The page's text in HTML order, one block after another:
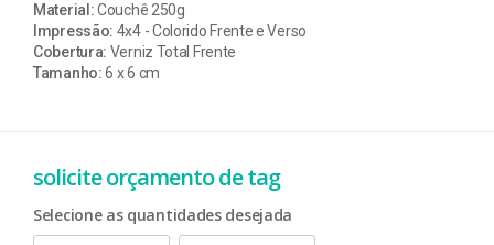
Material:Couchê 250g
Impressão: 4x4 - Colorido Frente e Verso
Cobertura: Verniz Total Frente
Tamanho:6 x 6 cm
solicite orçamento de tag
Selecione as quantidades desejada